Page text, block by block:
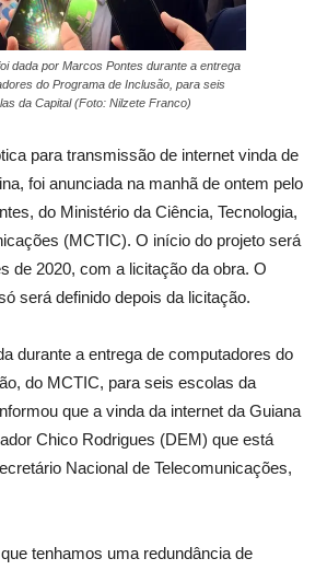
dada por Marcos Pontes durante a entrega
do Programa de Inclusão, para seis
da Capital (Foto: Nilzete Franco)
para transmissão de internet vinda de
foi anunciada na manhã de ontem pelo
do Ministério da Ciência, Tecnologia,
(MCTIC). O início do projeto será
de 2020, com a licitação da obra. O
será definido depois da licitação.
durante a entrega de computadores do
do MCTIC, para seis escolas da
que a vinda da internet da Guiana
Chico Rodrigues (DEM) que está
Nacional de Telecomunicações,
tenhamos uma redundância de